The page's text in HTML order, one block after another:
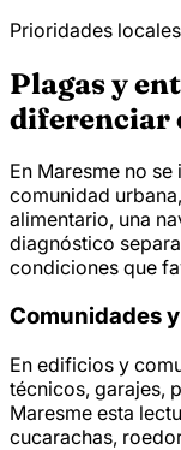
Prioridades locales
Plagas y
diferenciar
En Maresme no
comunidad
alimentario, una
diagnóstico
condiciones que
Comunidades
En edificios y
técnicos, garajes,
Maresme esta
cucarachas,